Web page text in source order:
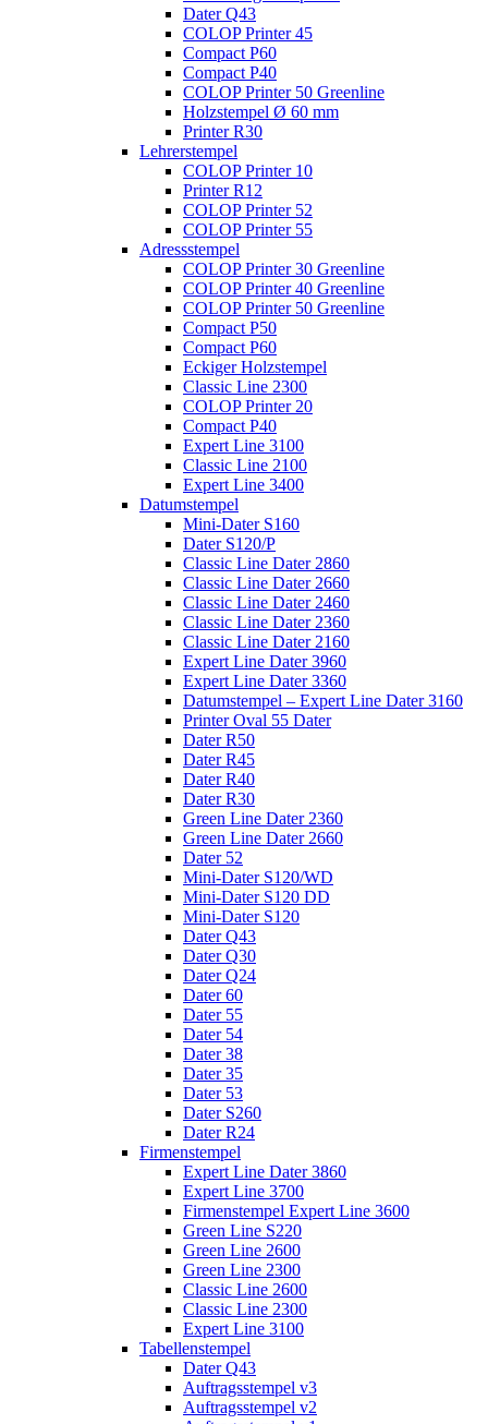
Dater Q43
COLOP Printer 45
Compact P60
Compact P40
COLOP Printer 50 Greenline
Holzstempel Ø 60 mm
Printer R30
Lehrerstempel
COLOP Printer 10
Printer R12
COLOP Printer 52
COLOP Printer 55
Adressstempel
COLOP Printer 30 Greenline
COLOP Printer 40 Greenline
COLOP Printer 50 Greenline
Compact P50
Compact P60
Eckiger Holzstempel
Classic Line 2300
COLOP Printer 20
Compact P40
Expert Line 3100
Classic Line 2100
Expert Line 3400
Datumstempel
Mini-Dater S160
Dater S120/P
Classic Line Dater 2860
Classic Line Dater 2660
Classic Line Dater 2460
Classic Line Dater 2360
Classic Line Dater 2160
Expert Line Dater 3960
Expert Line Dater 3360
Datumstempel – Expert Line Dater 3160
Printer Oval 55 Dater
Dater R50
Dater R45
Dater R40
Dater R30
Green Line Dater 2360
Green Line Dater 2660
Dater 52
Mini-Dater S120/WD
Mini-Dater S120 DD
Mini-Dater S120
Dater Q43
Dater Q30
Dater Q24
Dater 60
Dater 55
Dater 54
Dater 38
Dater 35
Dater 53
Dater S260
Dater R24
Firmenstempel
Expert Line Dater 3860
Expert Line 3700
Firmenstempel Expert Line 3600
Green Line S220
Green Line 2600
Green Line 2300
Classic Line 2600
Classic Line 2300
Expert Line 3100
Tabellenstempel
Dater Q43
Auftragsstempel v3
Auftragsstempel v2